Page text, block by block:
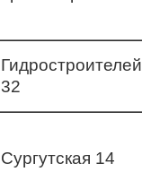
Гидростроителей
32
Сургутская 14